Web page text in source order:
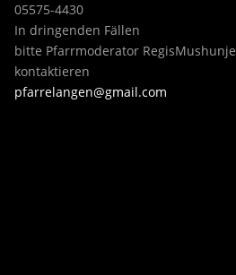
05575-4430
In dringenden Fällen
bitte Pfarrmoderator RegisMushunje
kontaktieren
pfarrelangen@gmail.com